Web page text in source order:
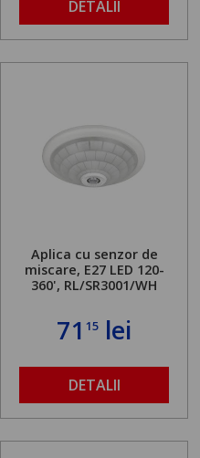
DETALII
Aplica cu senzor de
miscare, E27 LED 120-
360', RL/SR3001/WH
7115 lei
DETALII